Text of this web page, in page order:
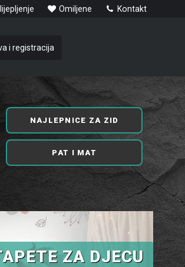
NAJLEPNICE ZA ZID
PAT I MAT
ZA DJECU
Omiljene Kontakt
i registracija